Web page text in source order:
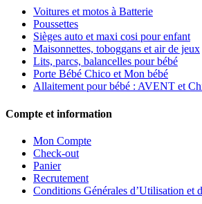
Voitures et motos à Batterie
Poussettes
Sièges auto et maxi cosi pour enfant
Maisonnettes, toboggans et air de jeux
Lits, parcs, balancelles pour bébé
Porte Bébé Chico et Mon bébé
Allaitement pour bébé : AVENT et
Compte et information
Mon Compte
Check-out
Panier
Recrutement
Conditions Générales d’Utilisation et